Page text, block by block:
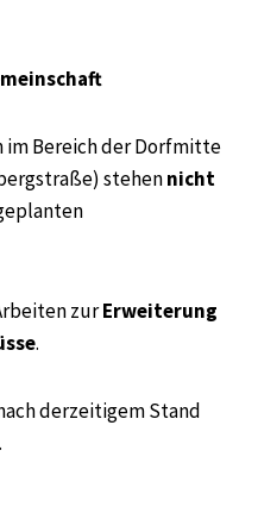
im Bereich der Dorfmitte
stehennicht
zurErweiterung
.
derzeitigem Stand